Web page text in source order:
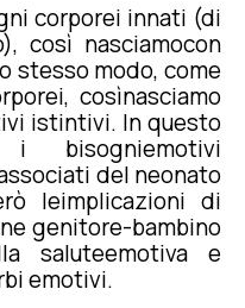
corporei innati (di
così nasciamocon
stesso modo, come
cosìnasciamo
istintivi. In questo
bisogniemotivi
del neonato
leimplicazioni di
genitore-bambino
saluteemotiva e
emotivi.